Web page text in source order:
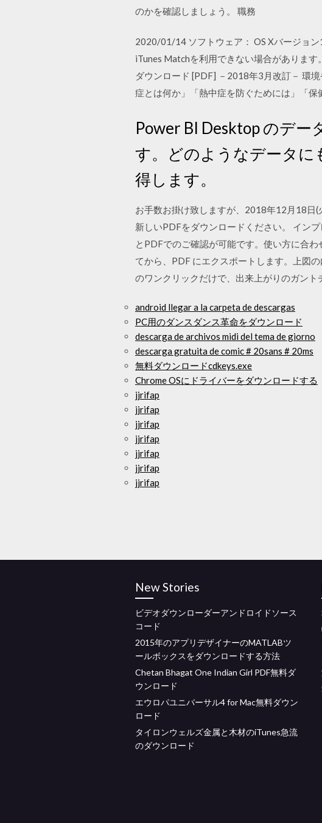
のかを確認しましょう。 職務
2020/01/14 ソフトウェア： OS Xバージョ
iTunes Matchを利用できない場合がありま
ダウンロード [PDF] －2018年3月改訂－ 環
症とは何か」「熱中症を防ぐためには」「保
Power BI Desktop のデ
す。どのようなデータに
得します。
お手数お掛け致しますが、2018年12月18日
新しいPDFをダウンロードください。 イン
とPDFでのご確認が可能です。使い方に合
てから、PDF にエクスポートします。上図
のワンクリックだけで、出来上がりのガント
android llegar a la carpeta de descargas
PC用のダンスダンス革命をダウンロード
descarga de archivos midi del tema de giorno
descarga gratuita de comic # 20sans # 20ms
無料ダウンロードcdkeys.exe
Chrome OSにドライバーをダウンロードする
jjrifap
jjrifap
jjrifap
jjrifap
jjrifap
jjrifap
jjrifap
New Stories
ビデオダウンローダーアンドロイドソース
コード
2015年のアプリデザイナーのMATLABツ
ールボックスをダウンロードする方法
Chetan Bhagat One Indian Girl PDF無料ダ
ウンロード
エウロパユニバーサル4 for Mac無料ダウン
ロード
タイロンウェルズ金属と木材のiTunes急流
のダウンロード